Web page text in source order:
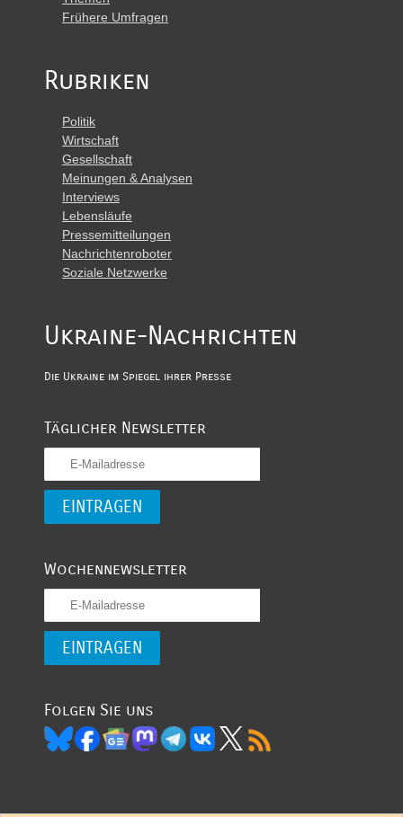
Frühere Umfragen
Rubriken
Politik
Wirtschaft
Gesellschaft
Meinungen & Analysen
Interviews
Lebensläufe
Pressemitteilungen
Nachrichtenroboter
Soziale Netzwerke
Ukraine-Nachrichten
Die Ukraine im Spiegel ihrer Presse
Täglicher Newsletter
Wochennewsletter
Folgen Sie uns